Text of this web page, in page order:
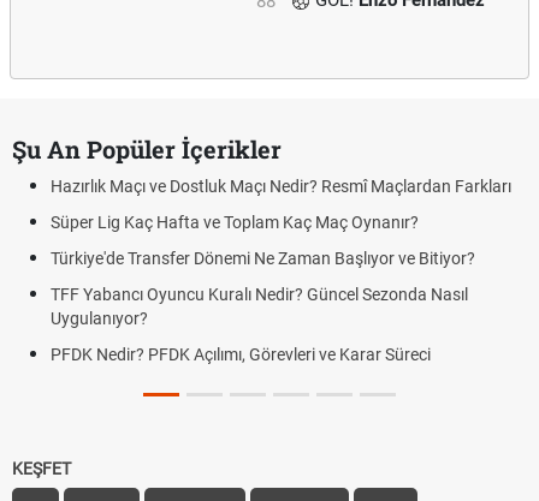
Şu An Popüler İçerikler
Hazırlık Maçı ve Dostluk Maçı Nedir? Resmî Maçlardan Farkları
Süper Lig Kaç Hafta ve Toplam Kaç Maç Oynanır?
Türkiye'de Transfer Dönemi Ne Zaman Başlıyor ve Bitiyor?
TFF Yabancı Oyuncu Kuralı Nedir? Güncel Sezonda Nasıl
Uygulanıyor?
PFDK Nedir? PFDK Açılımı, Görevleri ve Karar Süreci
KEŞFET